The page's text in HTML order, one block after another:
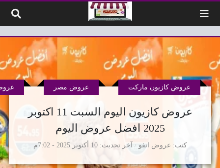
عروض كازيون اليوم السبت 11 اكتوبر
2025 افضل عروض اليوم
كتب عروض انفو
عروض كازيون ماركت عروض مصر
آخر تحديث 10 أكتوبر 2025 - 7:02م